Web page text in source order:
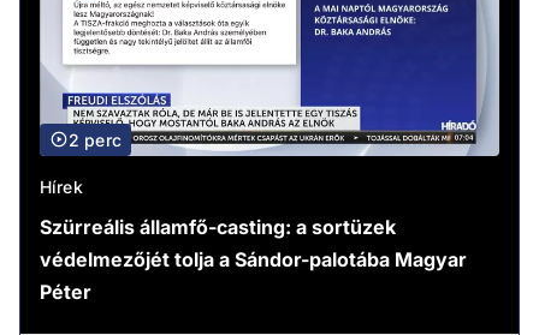
2 perc
Hírek
Szürreális államfő-casting: a sortüzek
védelmezőjét tolja a Sándor-palotába Magyar
Péter